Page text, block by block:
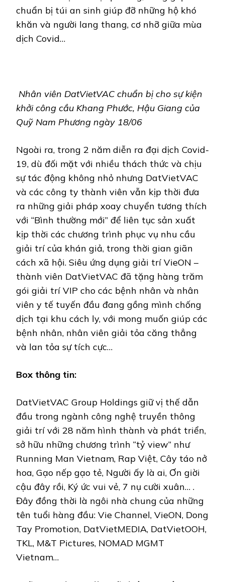
chuẩn bị túi an sinh giúp đỡ những hộ khó
khăn và người lang thang, cơ nhỡ giữa mùa
dịch Covid…
Nhân viên DatVietVAC chuẩn bị cho sự kiện
khởi công cầu Khang Phước, Hậu Giang của
Quỹ Nam Phương ngày 18/06
Ngoài ra, trong 2 năm diễn ra đại dịch Covid-
19, dù đối mặt với nhiều thách thức và chịu
sự tác động không nhỏ nhưng DatVietVAC
và các công ty thành viên vẫn kịp thời đưa
ra những giải pháp xoay chuyển tương thích
với “Bình thường mới” để liên tục sản xuất
kịp thời các chương trình phục vụ nhu cầu
giải trí của khán giả, trong thời gian giãn
cách xã hội. Siêu ứng dụng giải trí VieON –
thành viên DatVietVAC đã tặng hàng trăm
gói giải trí VIP cho các bệnh nhân và nhân
viên y tế tuyến đầu đang gồng mình chống
dịch tại khu cách ly, với mong muốn giúp các
bệnh nhân, nhân viên giải tỏa căng thẳng
và lan tỏa sự tích cực…
Box thông tin:
DatVietVAC Group Holdings giữ vị thế dẫn
đầu trong ngành công nghệ truyền thông
giải trí với 28 năm hình thành và phát triển,
sở hữu những chương trình “tỷ view” như
Running Man Vietnam, Rap Việt, Cây táo nở
hoa, Gạo nếp gạo tẻ, Người ấy là ai, Ơn giời
cậu đây rồi, Ký ức vui vẻ, 7 nụ cười xuân… .
Đây đồng thời là ngôi nhà chung của những
tên tuổi hàng đầu: Vie Channel, VieON, Dong
Tay Promotion, DatVietMEDIA, DatVietOOH,
TKL, M&T Pictures, NOMAD MGMT
Vietnam…